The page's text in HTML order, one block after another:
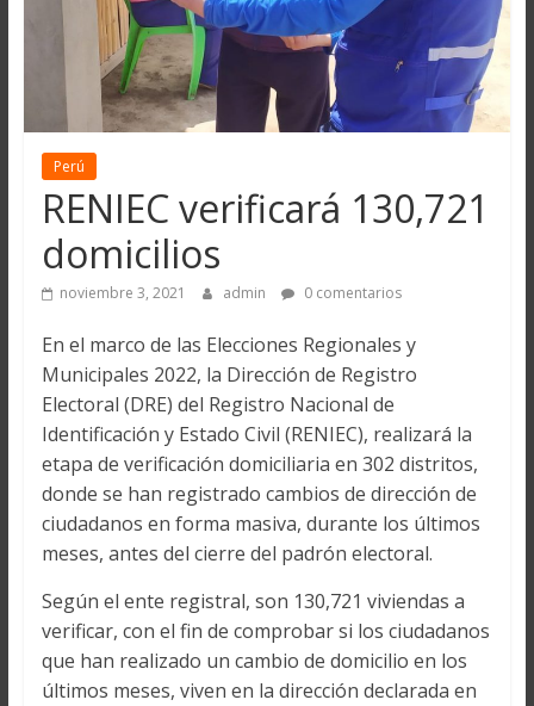
Perú
RENIEC verificará 130,721
domicilios
noviembre 3, 2021 admin 0 comentarios
En el marco de las Elecciones Regionales y
Municipales 2022, la Dirección de Registro
Electoral (DRE) del Registro Nacional de
Identificación y Estado Civil (RENIEC), realizará la
etapa de verificación domiciliaria en 302 distritos,
donde se han registrado cambios de dirección de
ciudadanos en forma masiva, durante los últimos
meses, antes del cierre del padrón electoral.
Según el ente registral, son 130,721 viviendas a
verificar, con el fin de comprobar si los ciudadanos
que han realizado un cambio de domicilio en los
últimos meses, viven en la dirección declarada en